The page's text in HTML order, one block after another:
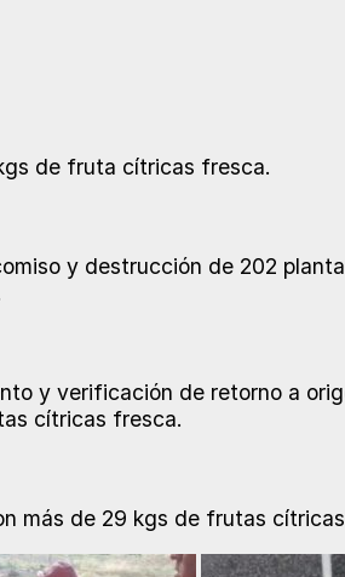
de fruta cítricas fresca.
y destrucción de 202
y verificación de retorno a
cítricas fresca.
más de 29 kgs de frutas